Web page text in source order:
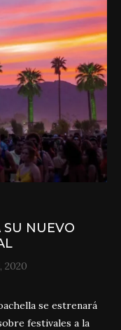
NUEVO
2020
se estrenará
festivales a la